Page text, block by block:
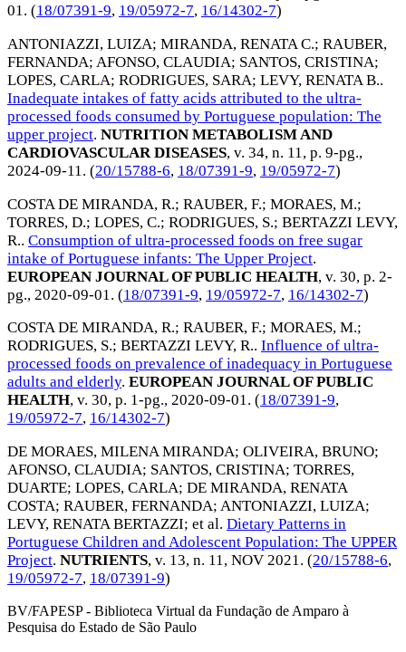
01. (18/07391-9, 19/05972-7, 16/14302-7)
ANTONIAZZI, LUIZA; MIRANDA, RENATA C.; RAUBER,
FERNANDA; AFONSO, CLAUDIA; SANTOS, CRISTINA;
LOPES, CARLA; RODRIGUES, SARA; LEVY, RENATA B..
Inadequate intakes of fatty acids attributed to the ultra-
processed foods consumed by Portuguese population: The
upper project. NUTRITION METABOLISM AND
CARDIOVASCULAR DISEASES, v. 34, n. 11, p. 9-pg.,
2024-09-11 . (20/15788-6, 18/07391-9, 19/05972-7)
COSTA DE MIRANDA, R.; RAUBER, F.; MORAES, M.;
TORRES, D.; LOPES, C.; RODRIGUES, S.; BERTAZZI LEVY,
R.. Consumption of ultra-processed foods on free sugar
intake of Portuguese infants: The Upper Project.
EUROPEAN JOURNAL OF PUBLIC HEALTH, v. 30, p. 2-
pg., 2020-09-01 . (18/07391-9, 19/05972-7, 16/14302-7)
COSTA DE MIRANDA, R.; RAUBER, F.; MORAES, M.;
RODRIGUES, S.; BERTAZZI LEVY, R.. Influence of ultra-
processed foods on prevalence of inadequacy in Portuguese
adults and elderly. EUROPEAN JOURNAL OF PUBLIC
HEALTH, v. 30, p. 1-pg., 2020-09-01. (18/07391-9,
19/05972-7, 16/14302-7)
DE MORAES, MILENA MIRANDA; OLIVEIRA, BRUNO;
AFONSO, CLAUDIA; SANTOS, CRISTINA; TORRES,
DUARTE; LOPES, CARLA; DE MIRANDA, RENATA
COSTA; RAUBER, FERNANDA; ANTONIAZZI, LUIZA;
LEVY, RENATA BERTAZZI; et al. Dietary Patterns in
Portuguese Children and Adolescent Population: The UPPER
Project. NUTRIENTS, v. 13, n. 11, NOV 2021. (20/15788-6,
19/05972-7, 18/07391-9)
BV/FAPESP - Biblioteca Virtual da Fundação de Amparo à
Pesquisa do Estado de São Paulo